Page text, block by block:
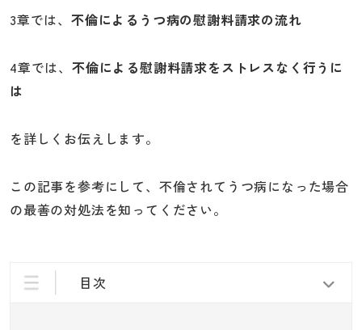
3章では、 不倫によるうつ病の慰謝料請求の流れ
4章では、 不倫による慰謝料請求をストレスなく行うに
は
を詳しくお伝えします。
この記事を参考にして、不倫されてうつ病になった場合
の最善の対処法を知ってください。
目次